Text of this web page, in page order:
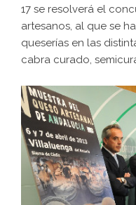
17 se resolverá el
artesanos, al que se
queserías en las
cabra curado,